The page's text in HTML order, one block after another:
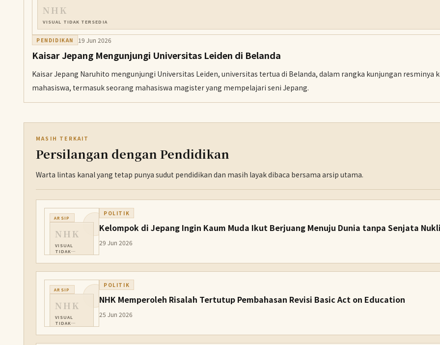
NHK
VISUAL TIDAK TERSEDIA
PENDIDIKAN 19 Jun 2026
Kaisar Jepang Mengunjungi Universitas Leiden di Belanda
Kaisar Jepang Naruhito mengunjungi Universitas Leiden, universitas tertua di Belanda, dalam rangka kunjungan resminya
mahasiswa, termasuk seorang mahasiswa magister yang mempelajari seni Jepang.
MASIH TERKAIT
Persilangan dengan Pendidikan
Warta lintas kanal yang tetap punya sudut pendidikan dan masih layak dibaca bersama arsip utama.
ARSIP
NHK
VISUAL
TIDAK
TERSEDIA
POLITIK
Kelompok di Jepang Ingin Kaum Muda Ikut Berjuang Menuju Dunia tanpa Senjata
29 Jun 2026
ARSIP
NHK
VISUAL
TIDAK
TERSEDIA
POLITIK
NHK Memperoleh Risalah Tertutup Pembahasan Revisi Basic Act on Education
25 Jun 2026